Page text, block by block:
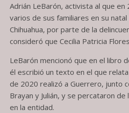
Adrián LeBarón, activista al que en
varios de sus familiares en su
Chihuahua, por parte de la
consideró que Cecilia Patricia
LeBarón mencionó que en el libro
él escribió un texto en el que
de 2020 realizó a Guerrero, junto
Brayan y Julián, y se percataron
en la entidad.